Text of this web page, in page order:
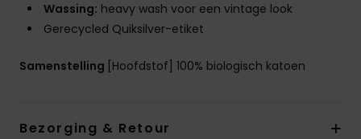
Wassing: heavy wash voor een vintage look
Gerecycled Quiksilver-etiket
Samenstelling [Hoofdstof] 100% biologisch katoen
Bezorging & Retour